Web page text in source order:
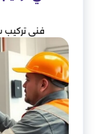
فني تركيب